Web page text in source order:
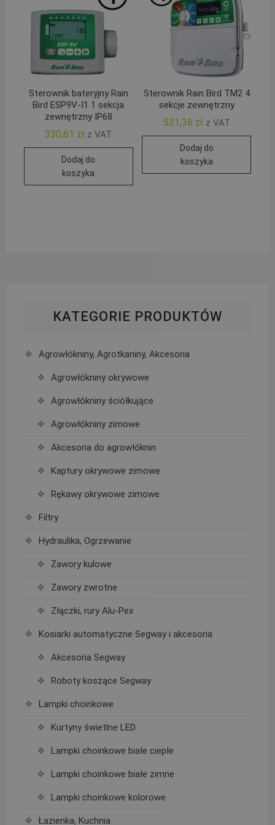
Sterownik bateryjny Rain
Bird ESP9V-I1 1 sekcja
zewnętrzny IP68
330,61 zł z VAT
Dodaj do
koszyka
Sterownik Rain Bird TM2 4
sekcje zewnętrzny
531,36 zł z VAT
Dodaj do
koszyka
KATEGORIE PRODUKTÓW
Agrowłókniny, Agrotkaniny, Akcesoria
Agrowłókniny okrywowe
Agrowłókniny ściółkujące
Agrowłókniny zimowe
Akcesoria do agrowłóknin
Kaptury okrywowe zimowe
Rękawy okrywowe zimowe
Filtry
Hydraulika, Ogrzewanie
Zawory kulowe
Zawory zwrotne
Złączki, rury Alu-Pex
Kosiarki automatyczne Segway i akcesoria
Akcesoria Segway
Roboty koszące Segway
Lampki choinkowe
Kurtyny świetlne LED
Lampki choinkowe białe ciepłe
Lampki choinkowe białe zimne
Lampki choinkowe kolorowe
Łazienka, Kuchnia